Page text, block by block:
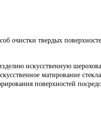
очистки твердых
искусственную
матирование
поверхностей